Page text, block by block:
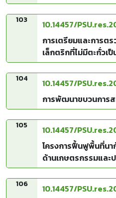
103 10.14457/
การเตรียมและการต
เล็กตริกที่ไม่มีตะกั่วเ
โซเดียม-โปแตสเซียม
104 10.14457/
การพัฒนาขบวนการ
105 10.14457/
โครงการฟื้นฟูพื้นที่นา
ด้านเกษตรกรรมและ
106 10.14457/